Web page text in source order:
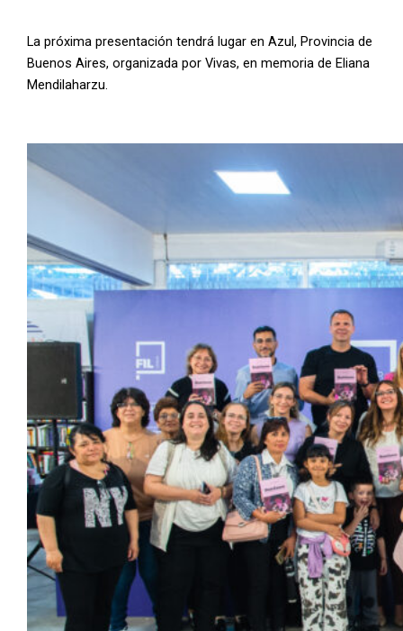
La próxima presentación tendrá lugar en Azul, Provincia de
Buenos Aires, organizada por Vivas, en memoria de Eliana
Mendilaharzu.